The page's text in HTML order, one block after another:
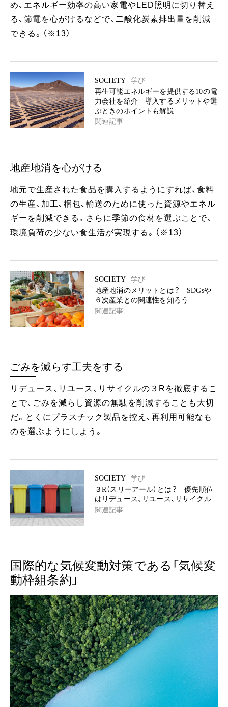
め、エネルギー効率の高い家電やLED照明に切り替え
る、節電を心がけるなどで、二酸化炭素排出量を削減
できる。（※13）
SOCIETY
学び
再生可能エネルギーを提供する10の電
力会社を紹介 導入するメリットや選
ぶときのポイントも解説
関連記事
地産地消を心がける
地元で生産された食品を購入するようにすれば、食料
の生産、加工、梱包、輸送のために使った資源やエネル
ギーを削減できる。さらに季節の食材を選ぶことで、
環境負荷の少ない食生活が実現する。（※13）
SOCIETY
学び
地産地消のメリットとは？ SDGsや
６次産業との関連性を知ろう
関連記事
ごみを減らす工夫をする
リデュース、リユース、リサイクルの３Rを徹底するこ
とで、ごみを減らし資源の無駄を削減することも大切
だ。とくにプラスチック製品を控え、再利用可能なも
のを選ぶようにしよう。
SOCIETY
学び
３R（スリーアール）とは？ 優先順位
はリデュース、リユース、リサイクル
関連記事
国際的な気候変動対策である「気候変
動枠組条約」